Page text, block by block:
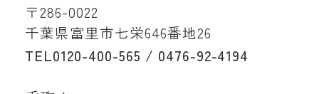
〒286-0022
千葉県富里市七栄646番地26
TEL0120-400-565 / 0476-92-4194